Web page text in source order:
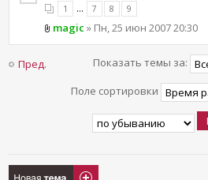
1 ... 7 8 9
magic » Пн, 25 июн 2007 20:30
Пред.
Показать темы за:
Поле сортировки
Новая тема